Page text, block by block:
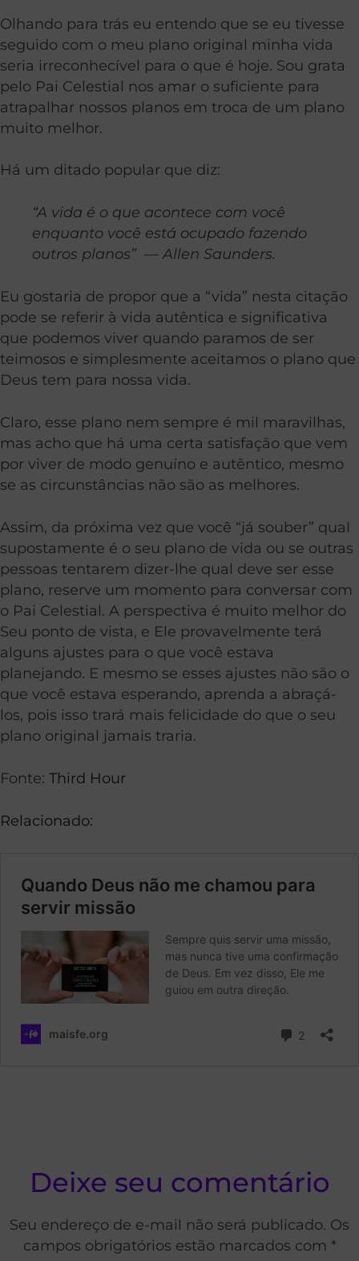
Olhando para trás eu entendo que se eu tivesse
seguido com o meu plano original minha vida
seria irreconhecível para o que é hoje. Sou grata
pelo Pai Celestial nos amar o suficiente para
atrapalhar nossos planos em troca de um plano
muito melhor.
Há um ditado popular que diz:
“A vida é o que acontece com você
enquanto você está ocupado fazendo
outros planos” — Allen Saunders.
Eu gostaria de propor que a “vida” nesta citação
pode se referir à vida autêntica e significativa
que podemos viver quando paramos de ser
teimosos e simplesmente aceitamos o plano que
Deus tem para nossa vida.
Claro, esse plano nem sempre é mil maravilhas,
mas acho que há uma certa satisfação que vem
por viver de modo genuíno e autêntico, mesmo
se as circunstâncias não são as melhores.
Assim, da próxima vez que você “já souber” qual
supostamente é o seu plano de vida ou se outras
pessoas tentarem dizer-lhe qual deve ser esse
plano, reserve um momento para conversar com
o Pai Celestial. A perspectiva é muito melhor do
Seu ponto de vista, e Ele provavelmente terá
alguns ajustes para o que você estava
planejando. E mesmo se esses ajustes não são o
que você estava esperando, aprenda a abraçá-
los, pois isso trará mais felicidade do que o seu
plano original jamais traria.
Fonte: Third Hour
Relacionado:
Deixe seu comentário
Seu endereço de e-mail não será publicado. Os
campos obrigatórios estão marcados com *